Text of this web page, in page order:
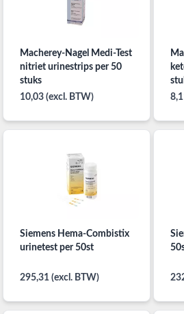
Macherey-Nagel Medi-Test
nitriet urinestrips per 50
stuks
10,03 (excl. BTW)
Siemens Hema-Combistix
urinetest per 50st
295,31 (excl. BTW)